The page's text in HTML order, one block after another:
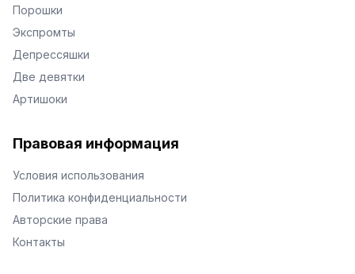
Порошки
Экспромты
Депрессяшки
Две девятки
Артишоки
Правовая информация
Условия использования
Политика конфиденциальности
Авторские права
Контакты